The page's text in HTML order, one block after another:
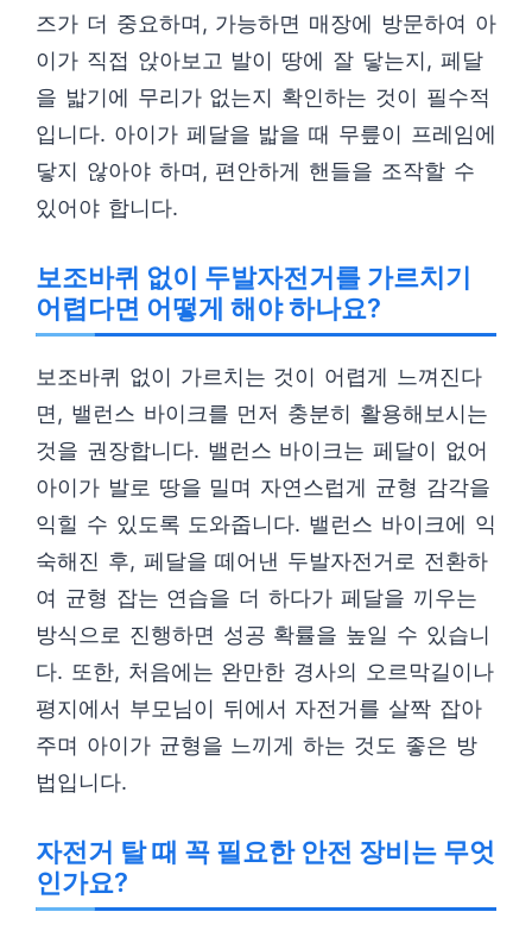
즈가 더 중요하며, 가능하면 매장에 방문하여 아
이가 직접 앉아보고 발이 땅에 잘 닿는지, 페달
을 밟기에 무리가 없는지 확인하는 것이 필수적
입니다. 아이가 페달을 밟을 때 무릎이 프레임에
닿지 않아야 하며, 편안하게 핸들을 조작할 수
있어야 합니다.
보조바퀴 없이 두발자전거를 가르치기
어렵다면 어떻게 해야 하나요?
보조바퀴 없이 가르치는 것이 어렵게 느껴진다
면, 밸런스 바이크를 먼저 충분히 활용해보시는
것을 권장합니다. 밸런스 바이크는 페달이 없어
아이가 발로 땅을 밀며 자연스럽게 균형 감각을
익힐 수 있도록 도와줍니다. 밸런스 바이크에 익
숙해진 후, 페달을 떼어낸 두발자전거로 전환하
여 균형 잡는 연습을 더 하다가 페달을 끼우는
방식으로 진행하면 성공 확률을 높일 수 있습니
다. 또한, 처음에는 완만한 경사의 오르막길이나
평지에서 부모님이 뒤에서 자전거를 살짝 잡아
주며 아이가 균형을 느끼게 하는 것도 좋은 방
법입니다.
자전거 탈 때 꼭 필요한 안전 장비는 무엇
인가요?